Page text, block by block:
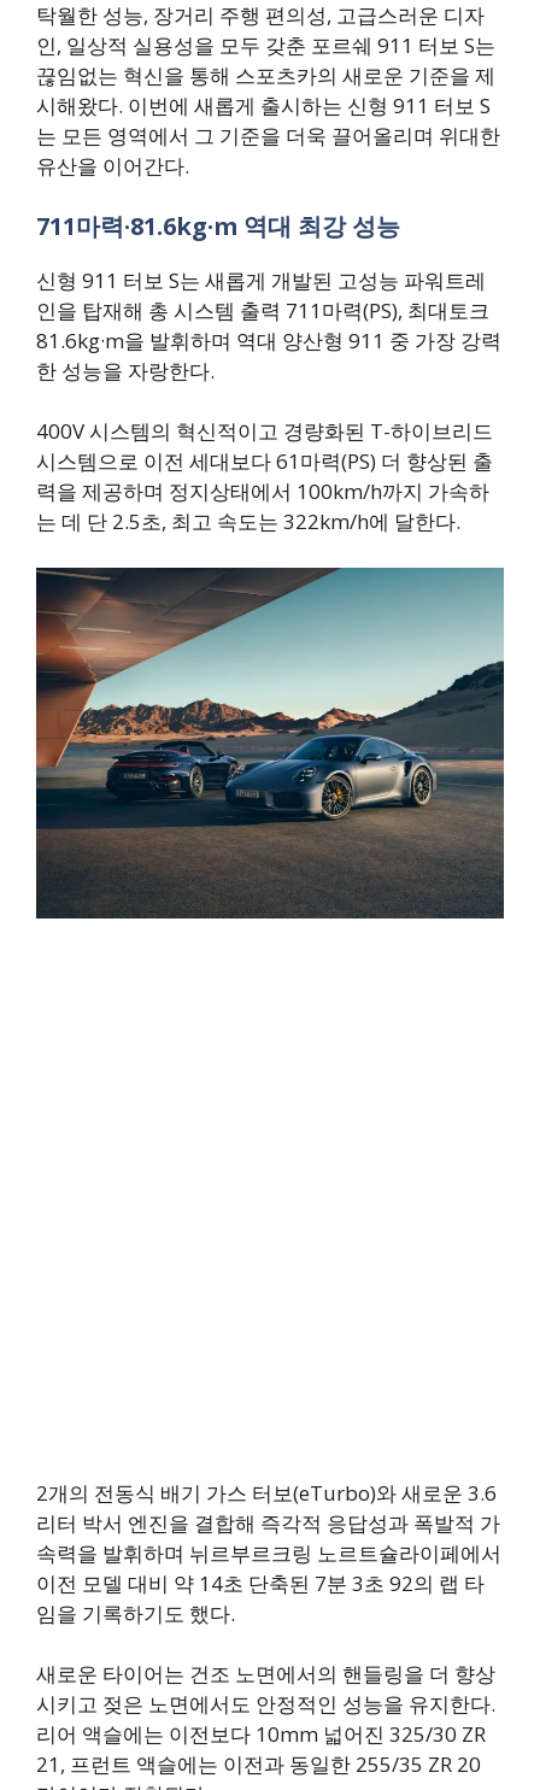
탁월한 성능, 장거리 주행 편의성, 고급스러운 디자
인, 일상적 실용성을 모두 갖춘 포르쉐 911 터보 S는
끊임없는 혁신을 통해 스포츠카의 새로운 기준을 제
시해왔다. 이번에 새롭게 출시하는 신형 911 터보 S
는 모든 영역에서 그 기준을 더욱 끌어올리며 위대한
유산을 이어간다.
711마력·81.6kg·m 역대 최강 성능
신형 911 터보 S는 새롭게 개발된 고성능 파워트레
인을 탑재해 총 시스템 출력 711마력(PS), 최대토크
81.6kg·m을 발휘하며 역대 양산형 911 중 가장 강력
한 성능을 자랑한다.
400V 시스템의 혁신적이고 경량화된 T-하이브리드
시스템으로 이전 세대보다 61마력(PS) 더 향상된 출
력을 제공하며 정지상태에서 100km/h까지 가속하
는 데 단 2.5초, 최고 속도는 322km/h에 달한다.
2개의 전동식 배기 가스 터보(eTurbo)와 새로운 3.6
리터 박서 엔진을 결합해 즉각적 응답성과 폭발적 가
속력을 발휘하며 뉘르부르크링 노르트슐라이페에서
이전 모델 대비 약 14초 단축된 7분 3초 92의 랩 타
임을 기록하기도 했다.
새로운 타이어는 건조 노면에서의 핸들링을 더 향상
시키고 젖은 노면에서도 안정적인 성능을 유지한다.
리어 액슬에는 이전보다 10mm 넓어진 325/30 ZR
21, 프런트 액슬에는 이전과 동일한 255/35 ZR 20